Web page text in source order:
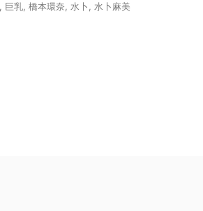
巨乳 橋本環奈 水卜 水卜麻美